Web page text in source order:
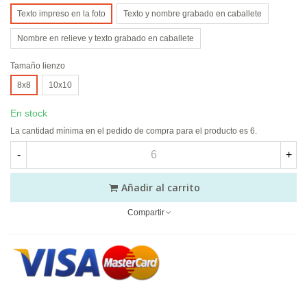
Texto impreso en la foto
Texto y nombre grabado en caballete
Nombre en relieve y texto grabado en caballete
Tamaño lienzo
8x8
10x10
En stock
La cantidad mínima en el pedido de compra para el producto es 6.
- +
Añadir al carrito
Compartir